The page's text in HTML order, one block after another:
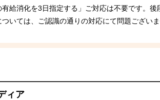
給消化を3日指定する」ご対応は不要です。後
いては、ご認識の通りの対応にて問題ございま
ィア